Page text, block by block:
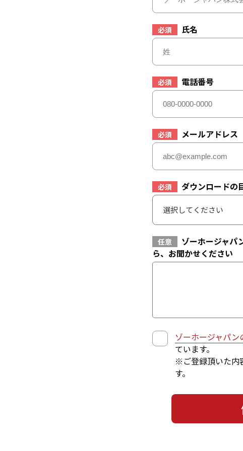
必須 氏名
必須 電話番号
必須 メールアドレス
必須 ダウンロードの
選択してください
任意
ゾーホージャパ
ら、お聞かせください
ゾーホージャパ
ています。
※ご登録頂いた内
す。